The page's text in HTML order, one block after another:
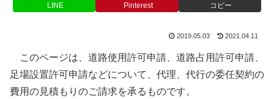
LINE Pinterest コピー
2019.05.03 2021.04.11
このページは、道路使用許可申請、道路占用許可申請、
足場設置許可申請などについて、代理、代行の委任契約の
費用の見積もりのご請求を承るものです。